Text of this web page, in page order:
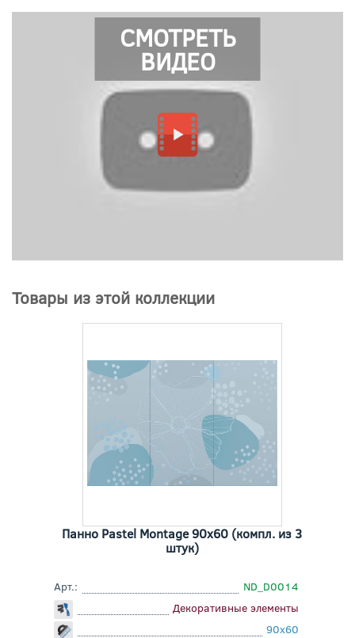
СМОТРЕТЬ
ВИДЕО
Товары из этой коллекции
Панно Pastel Montage 90x60 (компл. из 3
штук)
Арт.:
ND_D0014
Декоративные элементы
90x60